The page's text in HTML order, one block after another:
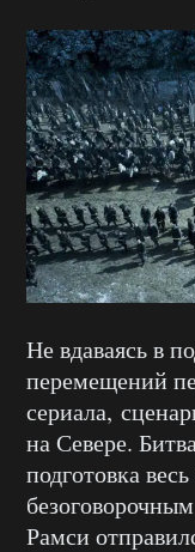
Не вдаваясь в
перемещений
сериала,
на Севере.
подготовка
Рамси